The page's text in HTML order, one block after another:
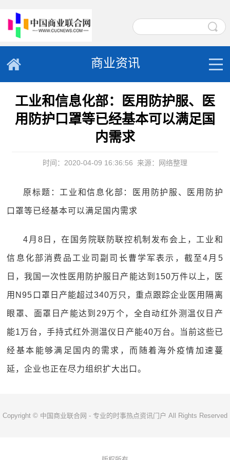
商业资讯
工业和信息化部：医用防护服、医
用防护口罩等已经基本可以满足国
内需求
时间：2020-04-09 16:36:56 来源：网络整理
原标题：工业和信息化部：医用防护服、医用防护
口罩等已经基本可以满足国内需求
4月8日，在国务院联防联控机制发布会上，工业和
信息化部消费品工业司副司长曹学军表示，截至4月5
日，我国一次性医用防护服日产能达到150万件以上，医
用N95口罩日产能超过340万只，重点跟踪企业医用隔离
眼罩、面罩日产能达到29万个，全自动红外测温仪日产
能1万台，手持式红外测温仪日产能40万台。当前这些已
经基本能够满足国内的需求，而随着海外疫情加速蔓
延，企业也正在尽力组织扩大出口。
Copyright © 中国商业联合网 - 专业的时事热点资讯门户 All Rights Reserved